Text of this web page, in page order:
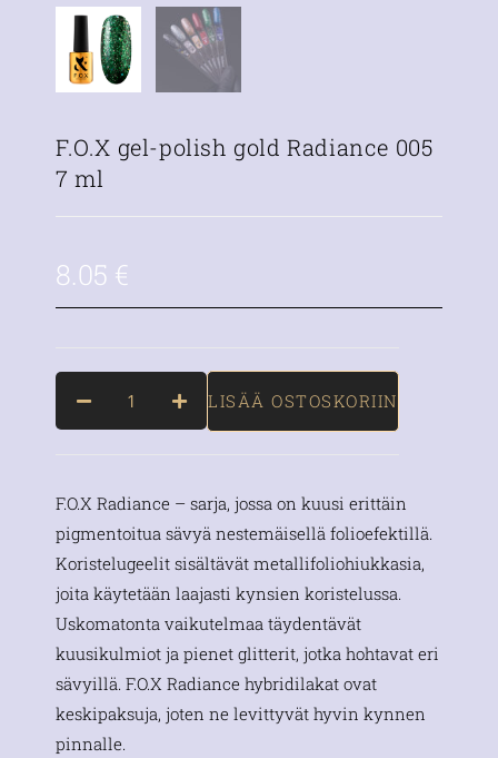
F.O.X gel-polish gold Radiance 005
7 ml
8.05 €
LISÄÄ OSTOSKORIIN
F.O.X Radiance – sarja, jossa on kuusi erittäin
pigmentoitua sävyä nestemäisellä folioefektillä.
Koristelugeelit sisältävät metallifoliohiukkasia,
joita käytetään laajasti kynsien koristelussa.
Uskomatonta vaikutelmaa täydentävät
kuusikulmiot ja pienet glitterit, jotka hohtavat eri
sävyillä. F.O.X Radiance hybridilakat ovat
keskipaksuja, joten ne levittyvät hyvin kynnen
pinnalle.